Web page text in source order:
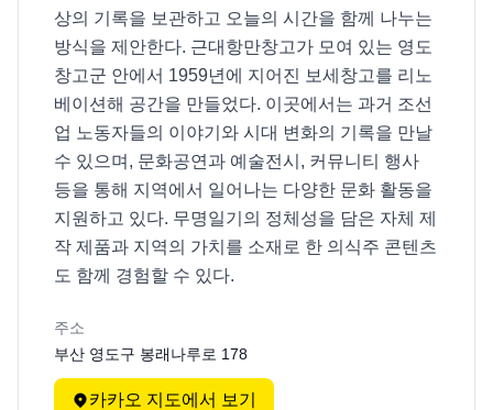
상의 기록을 보관하고 오늘의 시간을 함께 나누는
방식을 제안한다. 근대항만창고가 모여 있는 영도
창고군 안에서 1959년에 지어진 보세창고를 리노
베이션해 공간을 만들었다. 이곳에서는 과거 조선
업 노동자들의 이야기와 시대 변화의 기록을 만날
수 있으며, 문화공연과 예술전시, 커뮤니티 행사
등을 통해 지역에서 일어나는 다양한 문화 활동을
지원하고 있다. 무명일기의 정체성을 담은 자체 제
작 제품과 지역의 가치를 소재로 한 의식주 콘텐츠
도 함께 경험할 수 있다.
주소
부산 영도구 봉래나루로 178
카카오 지도에서 보기